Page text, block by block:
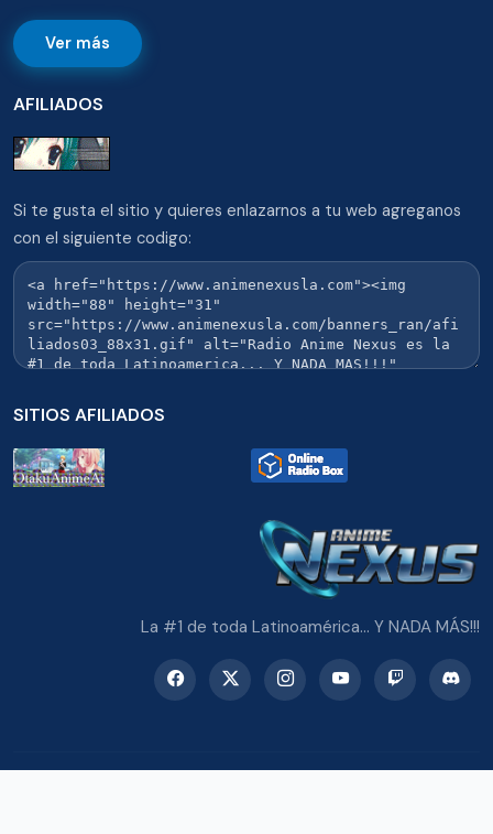
Ver más
AFILIADOS
Si te gusta el sitio y quieres enlazarnos a tu web agreganos
con el siguiente codigo:
SITIOS AFILIADOS
La #1 de toda Latinoamérica... Y NADA MÁS!!!